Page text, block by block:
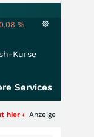
%
Kurse
Services
Milliardenstory?
Anzeige